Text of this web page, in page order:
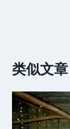
类似文章